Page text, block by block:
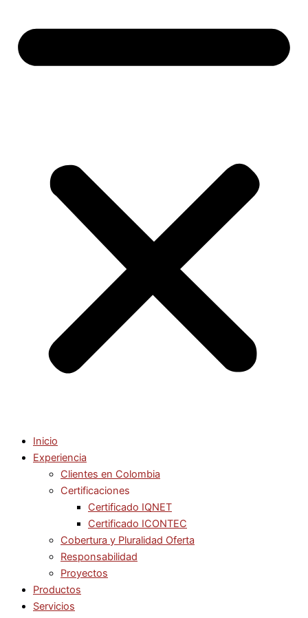
Inicio
Experiencia
Clientes en Colombia
Certificaciones
Certificado IQNET
Certificado ICONTEC
Cobertura y Pluralidad Oferta
Responsabilidad
Proyectos
Productos
Servicios